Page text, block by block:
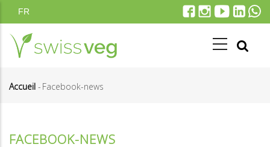
au
contenu
principal
FR
Accueil - Facebook-news
FACEBOOK-NEWS